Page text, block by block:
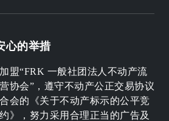
心的举措
盟“FRK 一般社团法人不动产流
协会”，遵守不动产公正交易协议
会的《关于不动产标示的公平竞
》，努力采用合理正当的广告及